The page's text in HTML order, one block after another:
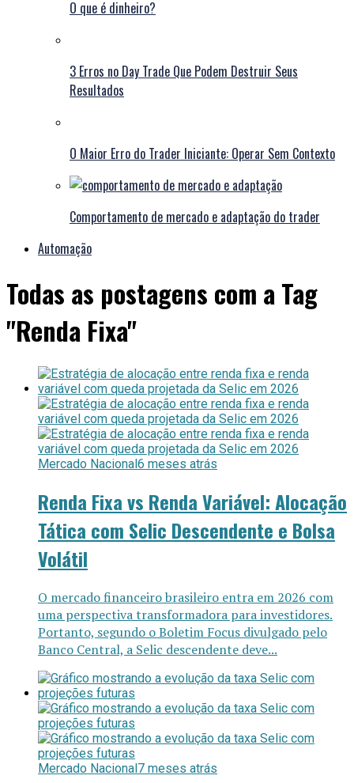
O que é dinheiro?
3 Erros no Day Trade Que Podem Destruir Seus
Resultados
O Maior Erro do Trader Iniciante: Operar Sem Contexto
Comportamento de mercado e adaptação do trader
Automação
Todas as postagens com a Tag
"Renda Fixa"
Mercado Nacional6 meses atrás
Renda Fixa vs Renda Variável: Alocação
Tática com Selic Descendente e Bolsa
Volátil
O mercado financeiro brasileiro entra em 2026 com
uma perspectiva transformadora para investidores.
Portanto, segundo o Boletim Focus divulgado pelo
Banco Central, a Selic descendente deve...
Mercado Nacional7 meses atrás